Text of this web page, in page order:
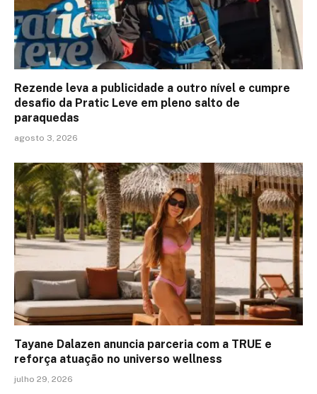
Rezende leva a publicidade a outro nível e cumpre
desafio da Pratic Leve em pleno salto de
paraquedas
agosto 3, 2026
Tayane Dalazen anuncia parceria com a TRUE e
reforça atuação no universo wellness
julho 29, 2026